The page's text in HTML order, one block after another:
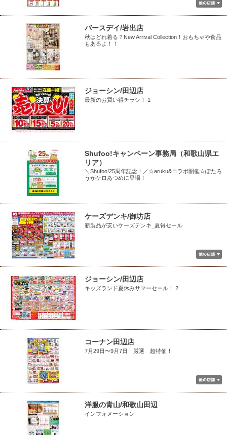
バースデイ/岩出店
秋はどれ着る？New Arrival Collection！おもちゃや食品
もあるよ！！
ジョーシン/田辺店
最新のお買い得チラシ！ 1
Shufoo!キャンペーン事務局（和歌山県エ
リア）
＼Shufoo!25周年記念！／☆aruku&コラボ開催☆ぽたろ
うがケロあつめに登場！
ケーズデンキ/御坊店
新製品が安いケーズデンキ_夏得セール
ジョーシン/田辺店
キッズランド夏休みサマーセール！ 2
コーナン田辺店
7月29日〜9月7日 厳選 超特価！
洋服の青山/和歌山田辺
インフォメーション